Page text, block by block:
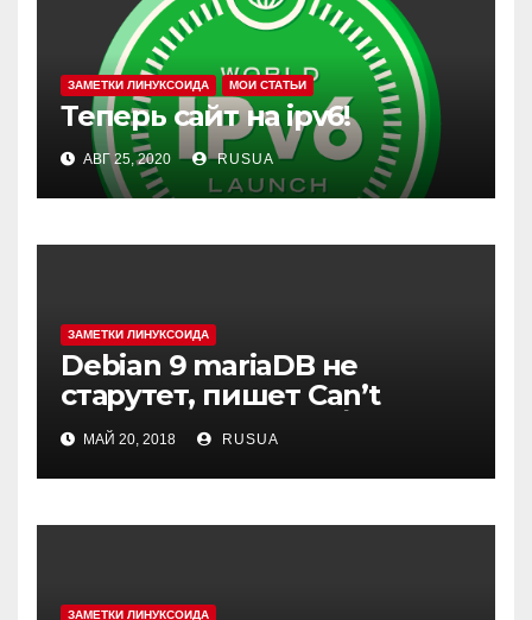
ЗАМЕТКИ ЛИНУКСОИДА МОИ СТАТЬИ
Теперь сайт на ipv6!
АВГ 25, 2020 RUSUA
ЗАМЕТКИ ЛИНУКСОИДА
Debian 9 mariaDB не
старутет, пишет Can’t
create test file или /mysqld:
Can’t change dir to
МАЙ 20, 2018 RUSUA
ЗАМЕТКИ ЛИНУКСОИДА